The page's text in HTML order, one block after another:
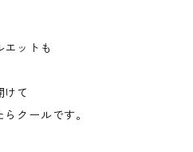
エットも
けて
クールです。